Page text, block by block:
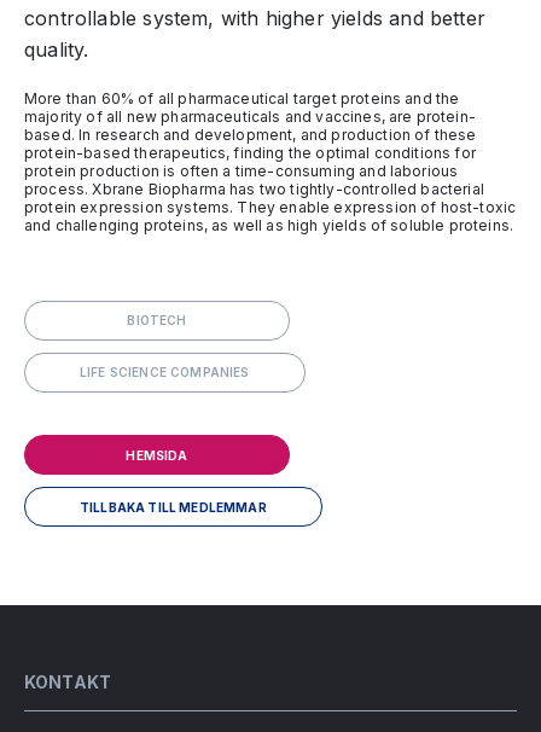
controllable system, with higher yields and better
quality.
More than 60% of all pharmaceutical target proteins and the
majority of all new pharmaceuticals and vaccines, are protein-
based. In research and development, and production of these
protein-based therapeutics, finding the optimal conditions for
protein production is often a time-consuming and laborious
process. Xbrane Biopharma has two tightly-controlled bacterial
protein expression systems. They enable expression of host-toxic
and challenging proteins, as well as high yields of soluble proteins.
BIOTECH
LIFE SCIENCE COMPANIES
HEMSIDA
TILLBAKA TILL MEDLEMMAR
KONTAKT